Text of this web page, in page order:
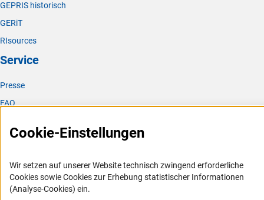
GEPRIS historisch
GERiT
RIsources
Service
Presse
FAQ
Logo und Corporate Design
Compliance
Vergabeverfahren
Cookie-Einstellungen
Wir setzen auf unserer Website technisch zwingend erforderliche
Cookies sowie Cookies zur Erhebung statistischer Informationen
(Analyse-Cookies) ein.